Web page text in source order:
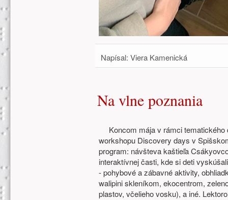
Napísal:Viera Kamenická
Na vlne poznania
Koncom mája v rámci tematického
workshopu Discovery days v
program: návšteva kaštieľa
interaktívnej časti, kde si deti
- pohybové a zábavné aktivity,
walipini skleníkom, ekocentrom,
plastov, včelieho vosku), a iné.